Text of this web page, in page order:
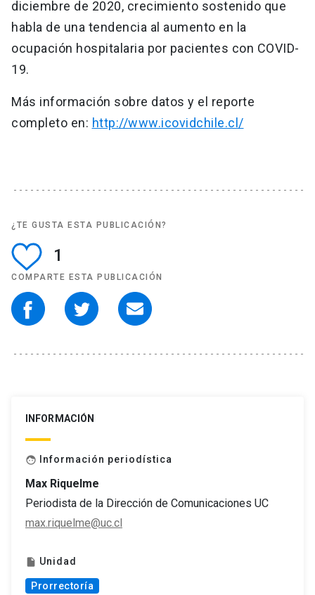
diciembre de 2020, crecimiento sostenido que
habla de una tendencia al aumento en la
ocupación hospitalaria por pacientes con COVID-
19.
Más información sobre datos y el reporte
completo en: http://www.icovidchile.cl/
¿TE GUSTA ESTA PUBLICACIÓN?
1
COMPARTE ESTA PUBLICACIÓN
INFORMACIÓN
face Información periodística
Max Riquelme
Periodista de la Dirección de Comunicaciones UC
max.riquelme@uc.cl
insert_drive_file Unidad
Prorrectoría